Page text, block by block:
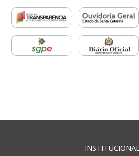
INSTITUCIONAL